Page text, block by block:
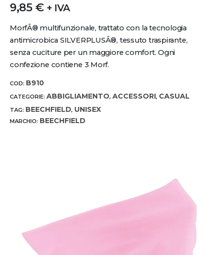
9,85 € + IVA
MorfÂ® multifunzionale, trattato con la tecnologia
antimicrobica SILVERPLUSÂ®, tessuto traspirante,
senza cuciture per un maggiore comfort. Ogni
confezione contiene 3 Morf.
COD: B910
CATEGORIE: ABBIGLIAMENTO, ACCESSORI, CASUAL
TAG: BEECHFIELD, UNISEX
MARCHIO: BEECHFIELD